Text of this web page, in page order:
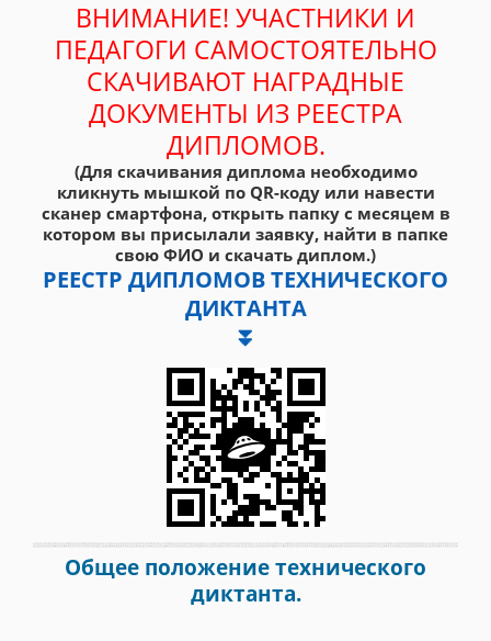
ВНИМАНИЕ! УЧАСТНИКИ И
ПЕДАГОГИ САМОСТОЯТЕЛЬНО
СКАЧИВАЮТ НАГРАДНЫЕ
ДОКУМЕНТЫ ИЗ РЕЕСТРА
ДИПЛОМОВ.
(Для скачивания диплома необходимо
кликнуть мышкой по QR-коду или навести
сканер смартфона, открыть папку с месяцем в
котором вы присылали заявку, найти в папке
свою ФИО и скачать диплом.)
РЕЕСТР ДИПЛОМОВ ТЕХНИЧЕСКОГО
ДИКТАНТА
⏬
Общее положение технического
диктанта.